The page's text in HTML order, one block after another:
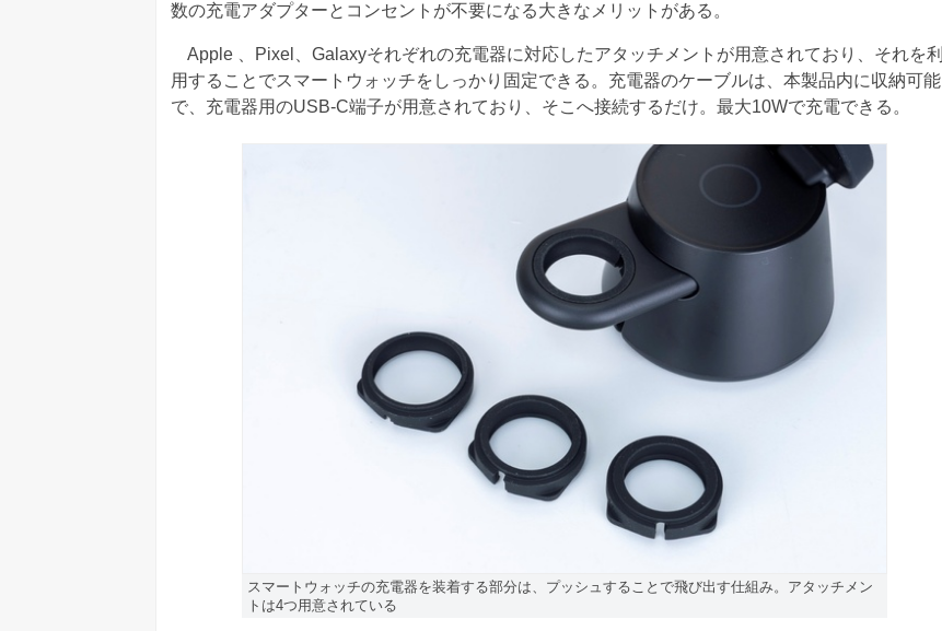
数の充電アダプターとコンセントが不要になる大きなメリットがある。
Apple 、Pixel、Galaxyそれぞれの充電器に対応したアタッチメントが用意されており、それを利
用することでスマートウォッチをしっかり固定できる。充電器のケーブルは、本製品内に収納可能
で、充電器用のUSB-C端子が用意されており、そこへ接続するだけ。最大10Wで充電できる。
スマートウォッチの充電器を装着する部分は、プッシュすることで飛び出す仕組み。アタッチメン
トは4つ用意されている